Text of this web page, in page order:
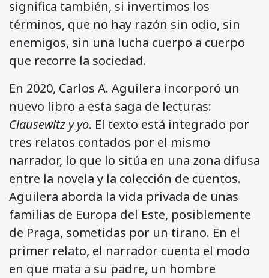
significa también, si invertimos los
términos, que no hay razón sin odio, sin
enemigos, sin una lucha cuerpo a cuerpo
que recorre la sociedad.
En 2020, Carlos A. Aguilera incorporó un
nuevo libro a esta saga de lecturas:
Clausewitz y yo. El texto está integrado por
tres relatos contados por el mismo
narrador, lo que lo sitúa en una zona difusa
entre la novela y la colección de cuentos.
Aguilera aborda la vida privada de unas
familias de Europa del Este, posiblemente
de Praga, sometidas por un tirano. En el
primer relato, el narrador cuenta el modo
en que mata a su padre, un hombre